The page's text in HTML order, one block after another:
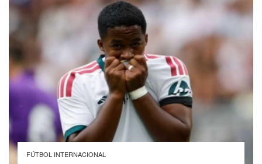
FÚTBOL INTERNACIONAL